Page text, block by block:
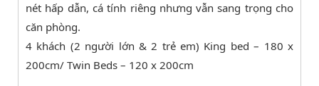
nét hấp dẫn, cá tính riêng nhưng vẫn sang trọng cho
căn phòng.
4 khách (2 người lớn & 2 trẻ em) King bed – 180 x
200cm/ Twin Beds – 120 x 200cm